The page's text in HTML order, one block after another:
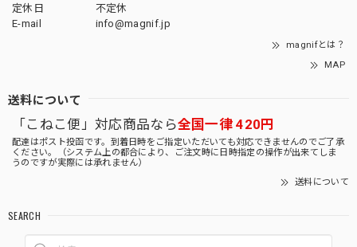
定休日
不定休
E-mail
info@magnif.jp
magnifとは？
MAP
送料について
「こねこ便」対応商品なら全国一律 420円
配達はポスト投函です。到着日時をご指定いただいても対応できませんのでご了承
ください。（システム上の都合により、ご注文時に日時指定の操作が出来てしま
うのですが実際には承れません）
送料について
SEARCH